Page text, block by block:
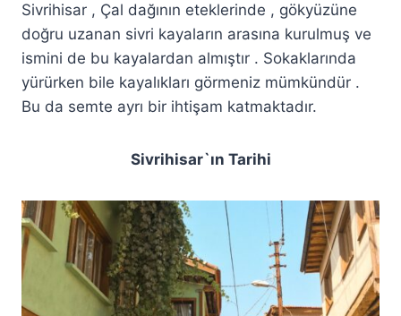
Sivrihisar , Çal dağının eteklerinde , gökyüzüne
doğru uzanan sivri kayaların arasına kurulmuş ve
ismini de bu kayalardan almıştır . Sokaklarında
yürürken bile kayalıkları görmeniz mümkündür .
Bu da semte ayrı bir ihtişam katmaktadır.
Sivrihisar`ın Tarihi